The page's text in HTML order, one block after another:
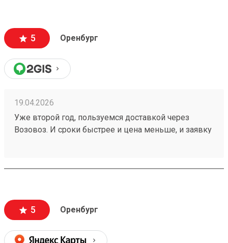
5 Оренбург
19.04.2026
Уже второй год, пользуемся доставкой через
Возовоз. И сроки быстрее и цена меньше, и заявку
№260273617. И девочки на звонки отвечают в
5 Оренбург